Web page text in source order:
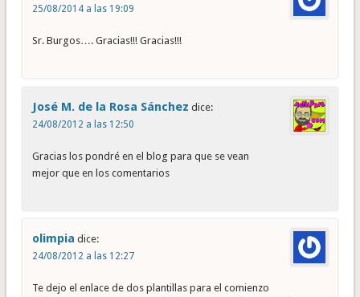
25/08/2014 a las 19:09
Sr. Burgos…. Gracias!!! Gracias!!!
José M. de la Rosa Sánchez dice:
24/08/2012 a las 12:50
Gracias los pondré en el blog para que se vean
mejor que en los comentarios
olimpia dice:
24/08/2012 a las 12:27
Te dejo el enlace de dos plantillas para el comienzo